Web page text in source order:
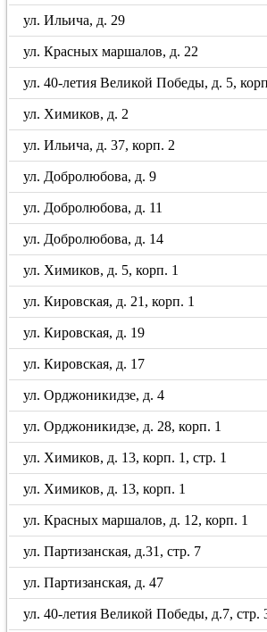
ул. Ильича, д. 29
ул. Красных маршалов, д. 22
ул. 40-летия Великой Победы, д. 5,
ул. Химиков, д. 2
ул. Ильича, д. 37, корп. 2
ул. Добролюбова, д. 9
ул. Добролюбова, д. 11
ул. Добролюбова, д. 14
ул. Химиков, д. 5, корп. 1
ул. Кировская, д. 21, корп. 1
ул. Кировская, д. 19
ул. Кировская, д. 17
ул. Орджоникидзе, д. 4
ул. Орджоникидзе, д. 28, корп. 1
ул. Химиков, д. 13, корп. 1, стр. 1
ул. Химиков, д. 13, корп. 1
ул. Красных маршалов, д. 12, корп. 1
ул. Партизанская, д.31, стр. 7
ул. Партизанская, д. 47
ул. 40-летия Великой Победы, д.7, стр.